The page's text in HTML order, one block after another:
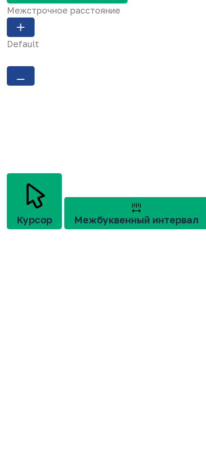
Межстрочное расстояние
Default
Курсор Межбуквенный интервал